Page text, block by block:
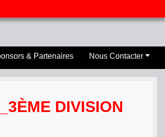
& Partenaires Nous Contacter
DIVISION